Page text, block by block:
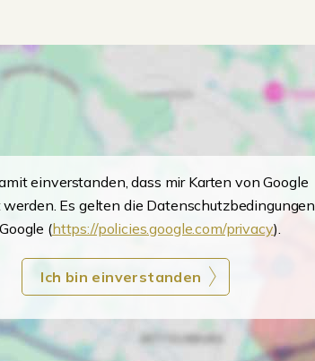
einverstanden, dass mir Karten von Google
Es gelten die Datenschutzbedingungen
(https://policies.google.com/privacy).
Ich bin einverstanden